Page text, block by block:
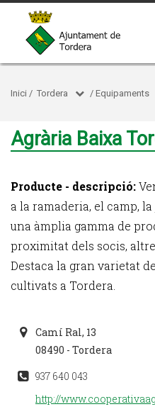
Inici / Tordera / Equipaments
Agrària Baixa
Producte - descripció:
a la ramaderia, el camp,
una àmplia gamma de
proximitat dels socis,
Destaca la gran varietat
cultivats a Tordera.
Camí Ral, 13
08490 - Tordera
937 640 043
http://